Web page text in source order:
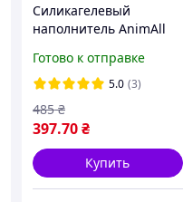
Силикагелевый
наполнитель AnimAll
аметист для кошек, 7,6
л (3,2 кг)
Готово к отправке
5.0 (3)
397.70₴
485 ₴
Купить